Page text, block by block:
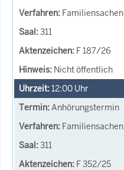
Familiensachen
311
F 187/26
Nicht öffentlich
12:00 Uhr
Anhörungstermin
Familiensachen
311
F 352/25